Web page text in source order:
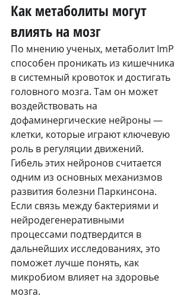
Как метаболиты могут
влиять на мозг
По мнению ученых, метаболит ImP
способен проникать из кишечника
в системный кровоток и достигать
головного мозга. Там он может
воздействовать на
дофаминергические нейроны —
клетки, которые играют ключевую
роль в регуляции движений.
Гибель этих нейронов считается
одним из основных механизмов
развития болезни Паркинсона.
Если связь между бактериями и
нейродегенеративными
процессами подтвердится в
дальнейших исследованиях, это
поможет лучше понять, как
микробиом влияет на здоровье
мозга.